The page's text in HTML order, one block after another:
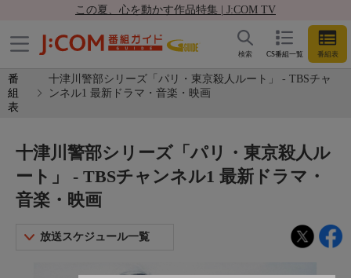
この夏、心を動かす作品特集 | J:COM TV
CS番組一覧 番組表
検索
番
組
表
十津川警部シリーズ「パリ・東京殺人ルート」 - TBSチャ
ンネル1 最新ドラマ・音楽・映画
十津川警部シリーズ「パリ・東京殺人ル
ート」 - TBSチャンネル1 最新ドラマ・
音楽・映画
放送スケジュール一覧